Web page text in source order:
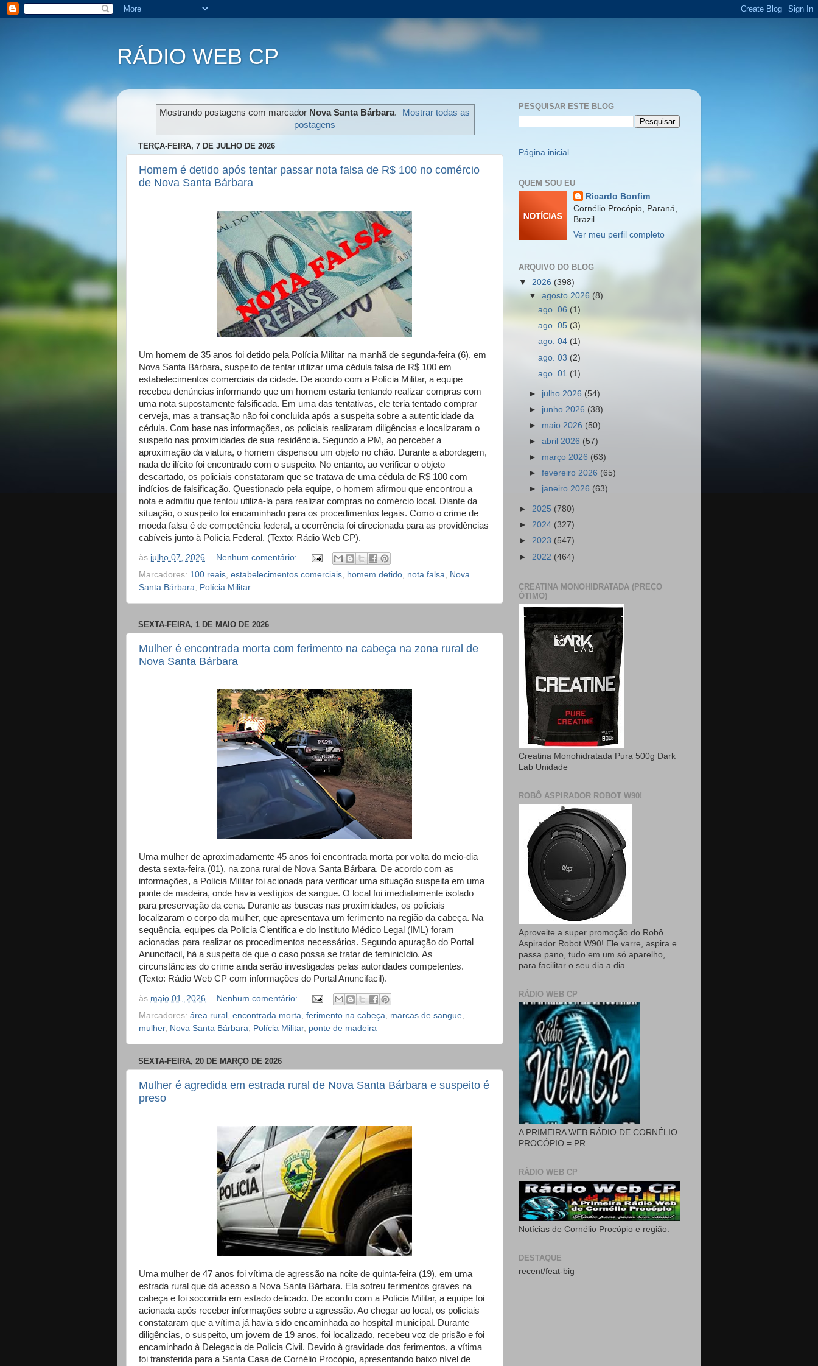
RÁDIO WEB CP
Mostrando postagens com marcador Nova Santa Bárbara.
Mostrar todas as
postagens
TERÇA-FEIRA, 7 DE JULHO DE 2026
Homem é detido após tentar passar nota falsa de R$ 100 no comércio
de Nova Santa Bárbara
Um homem de 35 anos foi detido pela Polícia Militar na manhã de segunda-feira (6), em
Nova Santa Bárbara, suspeito de tentar utilizar uma cédula falsa de R$ 100 em
estabelecimentos comerciais da cidade. De acordo com a Polícia Militar, a equipe
recebeu denúncias informando que um homem estaria tentando realizar compras com
uma nota supostamente falsificada. Em uma das tentativas, ele teria tentado comprar
cerveja, mas a transação não foi concluída após a suspeita sobre a autenticidade da
cédula. Com base nas informações, os policiais realizaram diligências e localizaram o
suspeito nas proximidades de sua residência. Segundo a PM, ao perceber a
aproximação da viatura, o homem dispensou um objeto no chão. Durante a abordagem,
nada de ilícito foi encontrado com o suspeito. No entanto, ao verificar o objeto
descartado, os policiais constataram que se tratava de uma cédula de R$ 100 com
indícios de falsificação. Questionado pela equipe, o homem afirmou que encontrou a
nota e admitiu que tentou utilizá-la para realizar compras no comércio local. Diante da
situação, o suspeito foi encaminhado para os procedimentos legais. Como o crime de
moeda falsa é de competência federal, a ocorrência foi direcionada para as providências
cabíveis junto à Polícia Federal. (Texto: Rádio Web CP).
às julho 07, 2026
Nenhum comentário:
Marcadores: 100 reais estabelecimentos comerciais homem detido nota falsa
Nova
Santa Bárbara
Polícia Militar
SEXTA-FEIRA, 1 DE MAIO DE 2026
Mulher é encontrada morta com ferimento na cabeça na zona rural de
Nova Santa Bárbara
Uma mulher de aproximadamente 45 anos foi encontrada morta por volta do meio-dia
desta sexta-feira (01), na zona rural de Nova Santa Bárbara. De acordo com as
informações, a Polícia Militar foi acionada para verificar uma situação suspeita em uma
ponte de madeira, onde havia vestígios de sangue. O local foi imediatamente isolado
para preservação da cena. Durante as buscas nas proximidades, os policiais
localizaram o corpo da mulher, que apresentava um ferimento na região da cabeça. Na
sequência, equipes da Polícia Científica e do Instituto Médico Legal (IML) foram
acionadas para realizar os procedimentos necessários. Segundo apuração do Portal
Anuncifacil, há a suspeita de que o caso possa se tratar de feminicídio. As
circunstâncias do crime ainda serão investigadas pelas autoridades competentes.
(Texto: Rádio Web CP com informações do Portal Anuncifacil).
às maio 01, 2026
Nenhum comentário:
Marcadores: área rural encontrada morta ferimento na cabeça marcas de sangue
mulher, Nova Santa Bárbara Polícia Militar, ponte de madeira
SEXTA-FEIRA, 20 DE MARÇO DE 2026
Mulher é agredida em estrada rural de Nova Santa Bárbara e suspeito é
preso
Uma mulher de 47 anos foi vítima de agressão na noite de quinta-feira (19), em uma
estrada rural que dá acesso a Nova Santa Bárbara. Ela sofreu ferimentos graves na
cabeça e foi socorrida em estado delicado. De acordo com a Polícia Militar, a equipe foi
acionada após receber informações sobre a agressão. Ao chegar ao local, os policiais
constataram que a vítima já havia sido encaminhada ao hospital municipal. Durante
diligências, o suspeito, um jovem de 19 anos, foi localizado, recebeu voz de prisão e foi
encaminhado à Delegacia de Polícia Civil. Devido à gravidade dos ferimentos, a vítima
foi transferida para a Santa Casa de Cornélio Procópio, apresentando baixo nível de
PESQUISAR ESTE BLOG
Página inicial
QUEM SOU EU
Ricardo Bonfim
Cornélio Procópio, Paraná,
Brazil
Ver meu perfil completo
ARQUIVO DO BLOG
▼ 2026 (398)
▼agosto 2026 (8)
ago. 06 (1)
ago. 05 (3)
ago. 04 (1)
ago. 03 (2)
ago. 01 (1)
► julho 2026 (54)
► junho 2026 (38)
► maio 2026 (50)
►abril 2026 (57)
► março 2026 (63)
►fevereiro 2026 (65)
► janeiro 2026 (63)
► 2025 (780)
► 2024 (327)
► 2023 (547)
► 2022 (464)
CREATINA MONOHIDRATADA (PREÇO
ÓTIMO)
Creatina Monohidratada Pura 500g Dark
Lab Unidade
ROBÔ ASPIRADOR ROBOT W90!
Aproveite a super promoção do Robô
Aspirador Robot W90! Ele varre, aspira e
passa pano, tudo em um só aparelho,
para facilitar o seu dia a dia.
RÁDIO WEB CP
A PRIMEIRA WEB RÁDIO DE CORNÉLIO
PROCÓPIO = PR
RÁDIO WEB CP
Notícias de Cornélio Procópio e região.
DESTAQUE
recent/feat-big